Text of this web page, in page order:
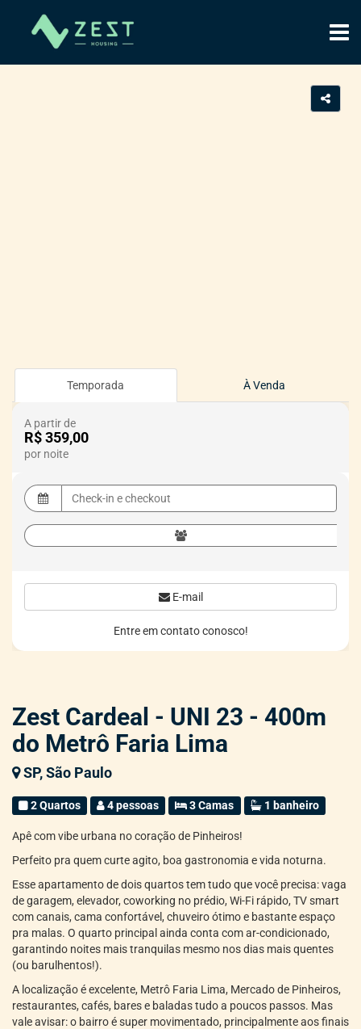
Zest Cardeal - UNI 23 - 400m
do Metrô Faria Lima
SP, São Paulo
2 Quartos 4 pessoas 3 Camas 1 banheiro
Apê com vibe urbana no coração de Pinheiros!
Perfeito pra quem curte agito, boa gastronomia e vida noturna.
Esse apartamento de dois quartos tem tudo que você precisa: vaga
de garagem, elevador, coworking no prédio, Wi-Fi rápido, TV smart
com canais, cama confortável, chuveiro ótimo e bastante espaço
pra malas. O quarto principal ainda conta com ar-condicionado,
garantindo noites mais tranquilas mesmo nos dias mais quentes
(ou barulhentos!).
A localização é excelente, Metrô Faria Lima, Mercado de Pinheiros,
restaurantes, cafés, bares e baladas tudo a poucos passos. Mas
vale avisar: o bairro é super movimentado, principalmente aos finais
Temporada À Venda
A partir de
R$ 359,00
por noite
E-mail
Entre em contato conosco!